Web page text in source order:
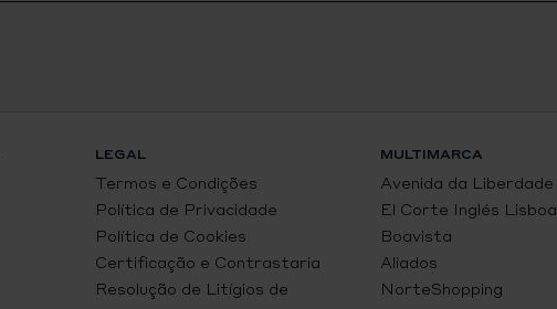
LEGAL
Termos e Condições
Política de Privacidade
Política de Cookies
Certificação e Contrastaria
Resolução de Litígios de
MULTIMARCA
Avenida da Liberdade
El Corte Inglés Lisboa
Boavista
Aliados
NorteShopping